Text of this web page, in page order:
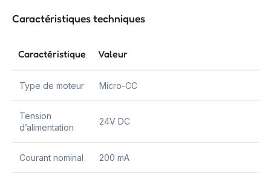
Caractéristiques techniques
Caractéristique Valeur
Type de moteur Micro-CC
Tension
d’alimentation
24V DC
Courant nominal 200 mA